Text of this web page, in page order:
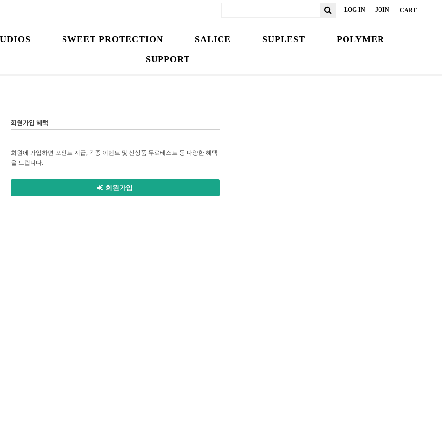
LOG IN JOIN CART
SWEET PROTECTION SALICE SUPLEST
POLYMER
SUPPORT
회원가입 혜택
회원에 가입하면 포인트 지급, 각종 이벤트 및 신상품 무료테스트 등 다양한 혜택
을 드립니다.
회원가입